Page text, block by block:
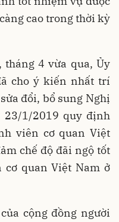
cao trong thời kỳ
tháng 4 vừa qua, Ủy
cho ý kiến nhất trí
đổi, bổ sung Nghị
23/1/2019 quy định
viên cơ quan Việt
chế độ đãi ngộ tốt
quan Việt Nam ở
cộng đồng người